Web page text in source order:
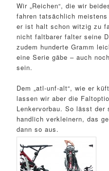
Wir „Reichen“, die wir
fahren tatsächlich
er ist halt schon witzig zu
nicht faltbarer falter seine
zudem hunderte Gramm
eine Serie gäbe – auch
sein.
Dem „atl-unf-alt“, wie er
lassen wir aber die
Lenkervorbau. So lässt der
handlich verkleinern, das
dann so aus.